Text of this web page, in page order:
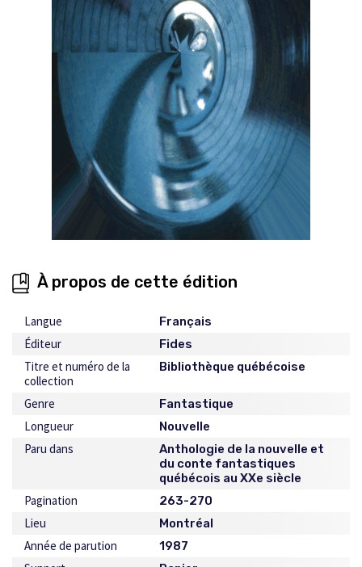
À propos de cette édition
Langue Français
Éditeur Fides
Titre et numéro de la
collection
Bibliothèque québécoise
Genre Fantastique
Longueur Nouvelle
Paru dans
Anthologie de la nouvelle et
du conte fantastiques
québécois au XXe siècle
Pagination 263-270
Lieu Montréal
Année de parution 1987